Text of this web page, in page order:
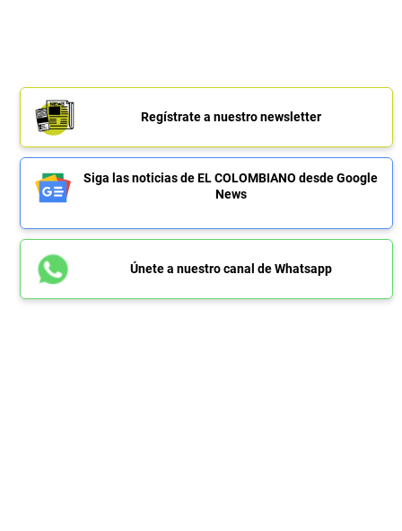
Regístrate a nuestro newsletter
Siga las noticias de EL COLOMBIANO desde Google
News
Únete a nuestro canal de Whatsapp